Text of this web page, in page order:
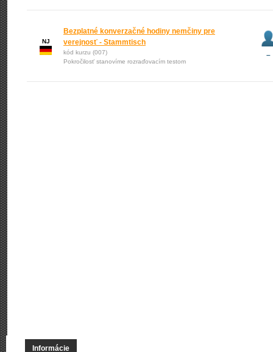
NJ
Bezplatné konverzačné hodiny nemčiny pre
verejnosť - Stammtisch
kód kurzu (007)
Pokročilosť stanovíme rozraďovacím testom
–
Informácie